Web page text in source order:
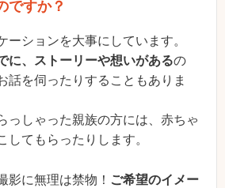
ですか？
ーションを大事にしています。
に、ストーリーや想いがあるの
話を伺ったりすることもありま
っしゃった親族の方には、赤ちゃ
してもらったりします。
影に無理は禁物！ ご希望のイメー